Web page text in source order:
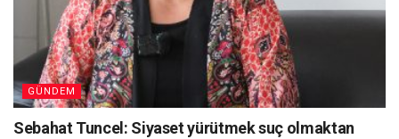
GÜNDEM
Sebahat Tuncel: Siyaset yürütmek suç olmaktan